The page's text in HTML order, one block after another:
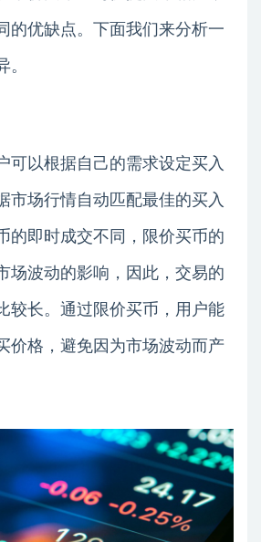
的优缺点。下面我们来分析一
。
可以根据自己的需求设定买入
市场行情自动匹配最佳的买入
的即时成交不同，限价买币的
场波动的影响，因此，交易的
较长。通过限价买币，用户能
价格，避免因为市场波动而产